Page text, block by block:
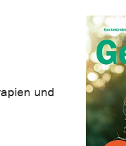
und